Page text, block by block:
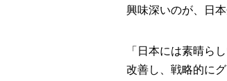
興味深いのが、日
「日本には素晴ら
改善し、戦略的に